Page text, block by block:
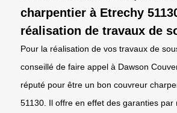
charpentier à Etrechy
réalisation de travaux de
Pour la réalisation de vos travaux de
conseillé de faire appel à Dawson
réputé pour être un bon couvreur
51130. Il offre en effet des garanties par